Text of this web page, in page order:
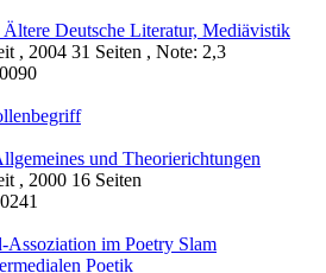
Deutsche Literatur, Mediävistik
, 2004 31 Seiten , Note: 2,3
und Theorierichtungen
, 2000 16 Seiten
Assoziation im Poetry Slam
Poetik